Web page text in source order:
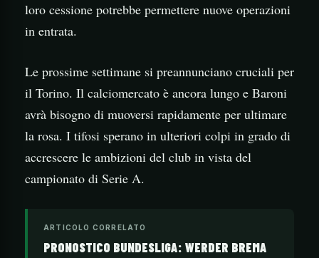
loro cessione potrebbe permettere nuove operazioni
in entrata.
Le prossime settimane si preannunciano cruciali per
il Torino. Il calciomercato è ancora lungo e Baroni
avrà bisogno di muoversi rapidamente per ultimare
la rosa. I tifosi sperano in ulteriori colpi in grado di
accrescere le ambizioni del club in vista del
campionato di Serie A.
ARTICOLO CORRELATO
PRONOSTICO BUNDESLIGA: WERDER BREMA